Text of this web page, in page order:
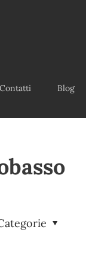
Contatti Blog